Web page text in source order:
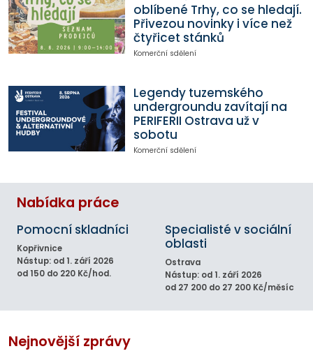
oblíbené Trhy, co se hledají.
Přivezou novinky i více než
čtyřicet stánků
Komerční sdělení
Legendy tuzemského
undergroundu zavítají na
PERIFERII Ostrava už v
sobotu
Komerční sdělení
Nabídka práce
Pomocní skladníci
Kopřivnice
Nástup: od 1. září 2026
od 150 do 220 Kč/hod.
Specialisté v sociální
oblasti
Ostrava
Nástup: od 1. září 2026
od 27 200 do 27 200 Kč/měsíc
Nejnovější zprávy